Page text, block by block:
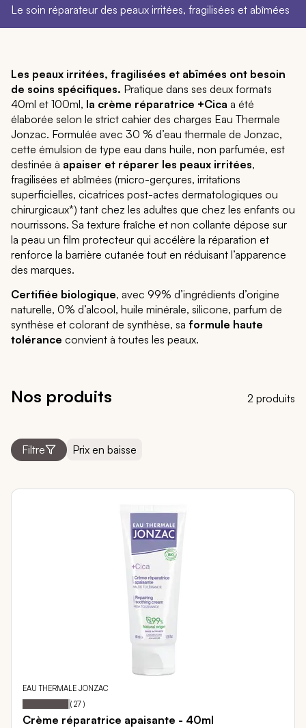
Le soin réparateur des peaux irritées, fragilisées et abîmées
Les peaux irritées, fragilisées et abîmées ont besoin
de soins spécifiques. Pratique dans ses deux formats
40ml et 100ml, la crème réparatrice +Cica a été
élaborée selon le strict cahier des charges Eau Thermale
Jonzac. Formulée avec 30 % d’eau thermale de Jonzac,
cette émulsion de type eau dans huile, non parfumée, est
destinée à apaiser et réparer les peaux irritées,
fragilisées et abîmées (micro-gerçures, irritations
superficielles, cicatrices post-actes dermatologiques ou
chirurgicaux*) tant chez les adultes que chez les enfants ou
nourrissons. Sa texture fraîche et non collante dépose sur
la peau un film protecteur qui accélère la réparation et
renforce la barrière cutanée tout en réduisant l’apparence
des marques.
Certifiée biologique, avec 99% d’ingrédients d’origine
naturelle, 0% d’alcool, huile minérale, silicone, parfum de
synthèse et colorant de synthèse, sa formule haute
tolérance convient à toutes les peaux.
2 produits
Nos produits
Filtre Prix en baisse
EAU THERMALE JONZAC
Notation: 96%
( 27 )
Crème réparatrice apaisante - 40ml